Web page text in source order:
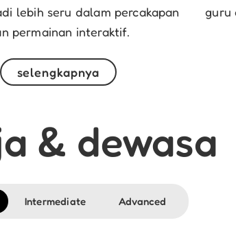
lebih seru dalam percakapan
permainan interaktif.
selengkapnya
guru
& dewasa
Intermediate Advanced